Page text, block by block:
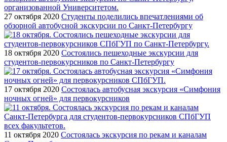
27 октября 2020 Студенты поделились впечатлениями об
обзорной автобусной экскурсии по Санкт-Петербургу
18 октября 2020 Состоялись пешеходные экскурсии для
студентов-первокурсников по Санкт-Петербургу
17 октября 2020 Состоялась автобусная экскурсия «Симфония
ночных огней» для первокурсников
11 октября 2020 Состоялась экскурсия по рекам и каналам